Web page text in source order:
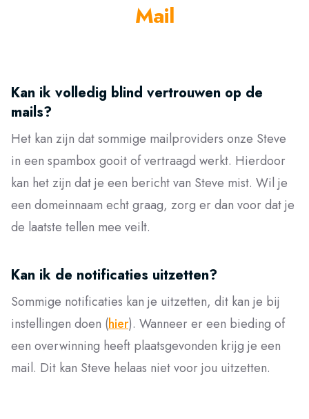
Mail
Kan ik volledig blind vertrouwen op de
mails?
Het kan zijn dat sommige mailproviders onze Steve
in een spambox gooit of vertraagd werkt. Hierdoor
kan het zijn dat je een bericht van Steve mist. Wil je
een domeinnaam echt graag, zorg er dan voor dat je
de laatste tellen mee veilt.
Kan ik de notificaties uitzetten?
Sommige notificaties kan je uitzetten, dit kan je bij
instellingen doen (hier). Wanneer er een bieding of
een overwinning heeft plaatsgevonden krijg je een
mail. Dit kan Steve helaas niet voor jou uitzetten.